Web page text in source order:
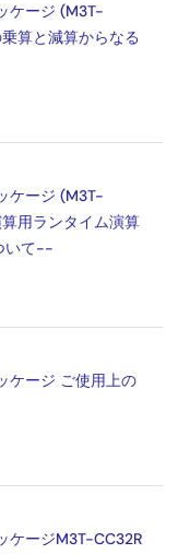
ケージ (M3T-
算と減算からなる
ケージ (M3T-
用ランタイム演算
いて--
ケージ ご使用上の
ケージM3T-CC32R